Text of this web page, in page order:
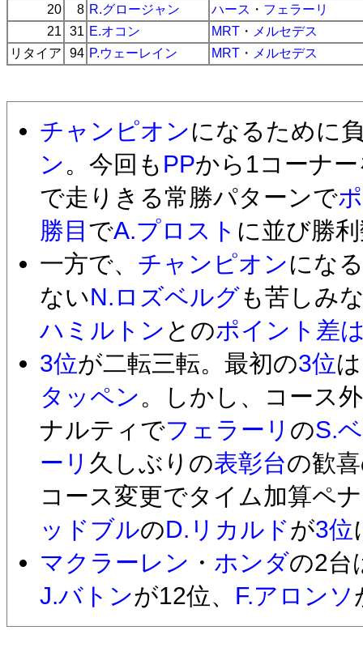
20
8 R.グロージャン ハース ・ フェラーリ
21
31 E.オコン MRT ・ メルセデス
リタイア
94 P.ウェーレイン MRT ・ メルセデス
チャンピオンになるために
ン。今回も PPから1コーナ
で走りきる常勝パターンで
勝目 でA.プロスト に並び勝
一方で、 チャンピオンにな
ないN.ロズベルグも苦しみ
ハミルトン とのポイント差
3位が二転三転。最初の3位は
タッペン。しかし、コース
ナルティでフェラーリ のS.
ーリ 久しぶりの表彰台の歓
コース変更でタイム加算ペ
ッドブルのD.リカルドが3位
マクラーレン ・ ホンダの2台
J.バトンが12位、 F.アロンソ